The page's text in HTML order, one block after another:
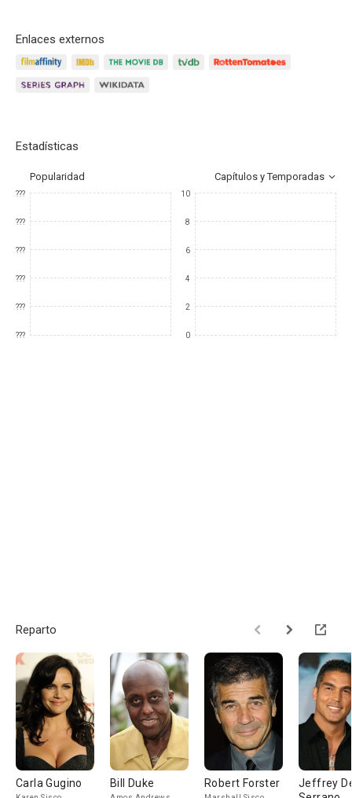
Enlaces externos
Estadísticas
Popularidad Capítulos y Temporadas
???
???
???
???
???
???
10
8
6
4
2
0
Reparto
Carla Gugino Bill Duke Robert Forster
Jeffrey